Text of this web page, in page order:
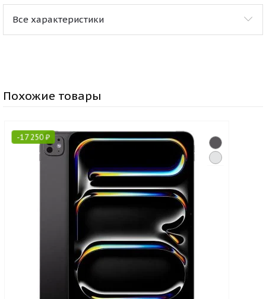
Все характеристики
Похожие товары
-17 250₽